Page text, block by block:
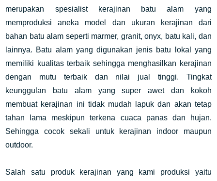
merupakan spesialist kerajinan batu alam yang
memproduksi aneka model dan ukuran kerajinan dari
bahan batu alam seperti marmer, granit, onyx, batu kali, dan
lainnya. Batu alam yang digunakan jenis batu lokal yang
memiliki kualitas terbaik sehingga menghasilkan kerajinan
dengan mutu terbaik dan nilai jual tinggi. Tingkat
keunggulan batu alam yang super awet dan kokoh
membuat kerajinan ini tidak mudah lapuk dan akan tetap
tahan lama meskipun terkena cuaca panas dan hujan.
Sehingga cocok sekali untuk kerajinan indoor maupun
outdoor.
Salah satu produk kerajinan yang kami produksi yaitu